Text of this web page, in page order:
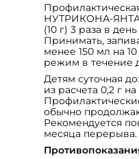
НУТРИКОНА-
(10 г) 3 раза в
Принимать,
менее 150 мл на
режим в течение
Детям суточная
из расчета 0,2 г
обычно
Рекомендуется
месяца перерыва.